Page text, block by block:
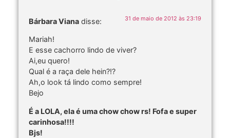
Bárbara Viana disse: 31 de maio de 2012 às 23:19
Mariah!
E esse cachorro lindo de viver?
Ai,eu quero!
Qual é a raça dele hein?!?
Ah,o look tá lindo como sempre!
Bejo
É a LOLA, ela é uma chow chow rs! Fofa e super
carinhosa!!!!
Bjs!